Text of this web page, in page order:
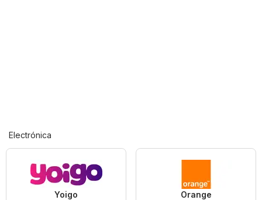
Electrónica
Yoigo Orange